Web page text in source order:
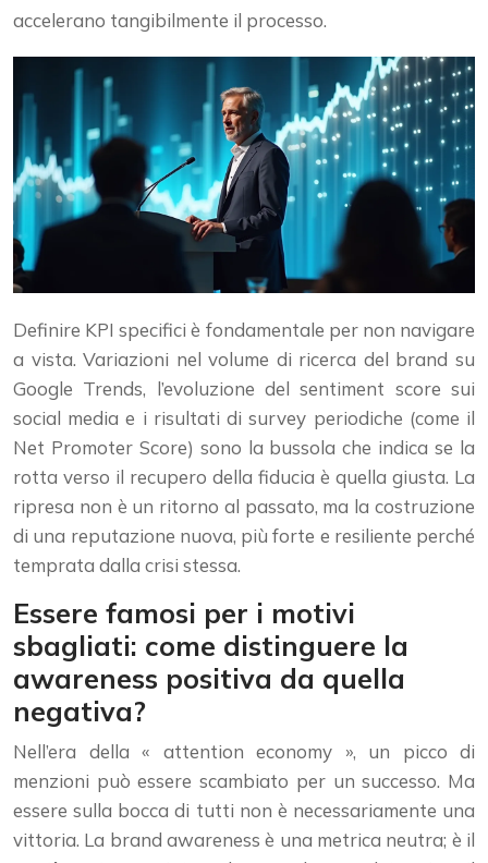
accelerano tangibilmente il processo.
Definire KPI specifici è fondamentale per non navigare
a vista. Variazioni nel volume di ricerca del brand su
Google Trends, l’evoluzione del sentiment score sui
social media e i risultati di survey periodiche (come il
Net Promoter Score) sono la bussola che indica se la
rotta verso il recupero della fiducia è quella giusta. La
ripresa non è un ritorno al passato, ma la costruzione
di una reputazione nuova, più forte e resiliente perché
temprata dalla crisi stessa.
Essere famosi per i motivi
sbagliati: come distinguere la
awareness positiva da quella
negativa?
Nell’era della « attention economy », un picco di
menzioni può essere scambiato per un successo. Ma
essere sulla bocca di tutti non è necessariamente una
vittoria. La brand awareness è una metrica neutra; è il